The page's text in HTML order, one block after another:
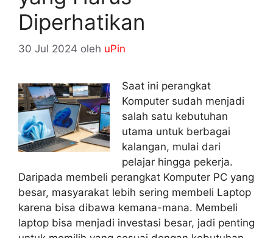
Diperhatikan
30 Jul 2024 oleh uPin
Saat ini perangkat
Komputer sudah menjadi
salah satu kebutuhan
utama untuk berbagai
kalangan, mulai dari
pelajar hingga pekerja.
Daripada membeli perangkat Komputer PC yang
besar, masyarakat lebih sering membeli Laptop
karena bisa dibawa kemana-mana. Membeli
laptop bisa menjadi investasi besar, jadi penting